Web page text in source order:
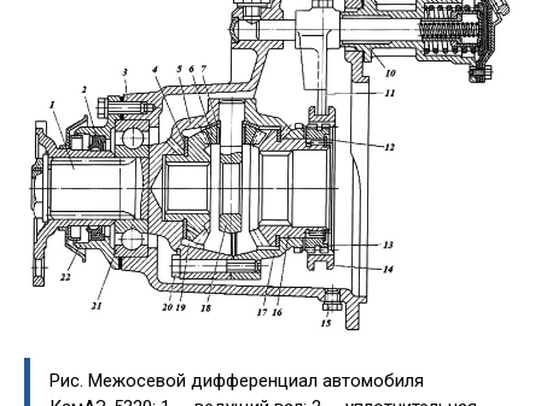
Рис. Межосевой дифференциал автомобиля